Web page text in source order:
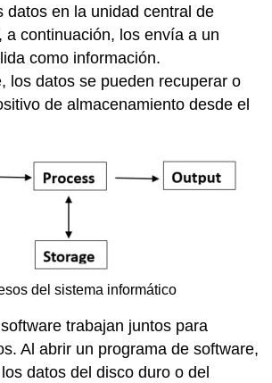
datos en la unidad central de
a continuación, los envía a un
como información.
los datos se pueden recuperar o
de almacenamiento desde el
del sistema informático
trabajan juntos para
Al abrir un programa de software,
datos del disco duro o del